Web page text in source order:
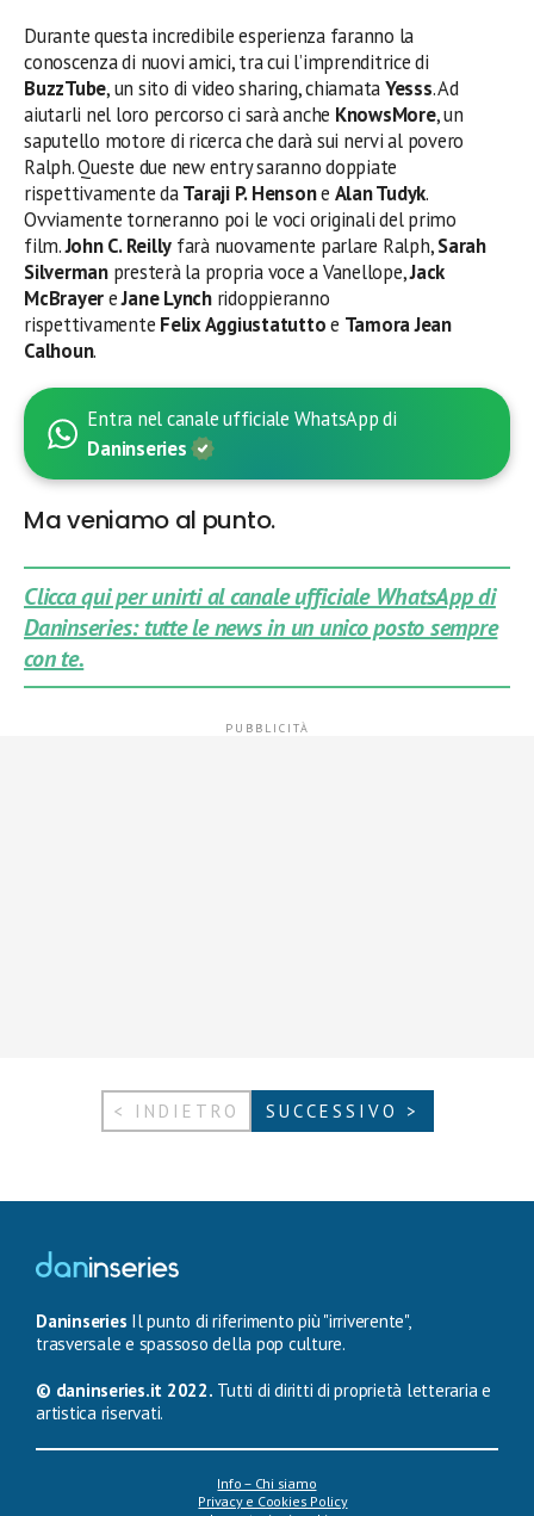
Durante questa incredibile esperienza faranno la
conoscenza di nuovi amici, tra cui l’imprenditrice di
BuzzTube, un sito di video sharing, chiamataYesss. Ad
aiutarli nel loro percorso ci sarà anche KnowsMore, un
saputello motore di ricerca che darà sui nervi al povero
Ralph. Queste due new entry saranno doppiate
rispettivamente daTaraji P. Hensone Alan Tudyk.
Ovviamente torneranno poi le voci originali del primo
film.John C. Reilly farà nuovamente parlare Ralph,Sarah
Silvermanpresterà la propria voce a Vanellope,Jack
McBrayereJane Lynchridoppieranno
rispettivamente Felix Aggiustatuttoe Tamora Jean
Calhoun.
Entra nel canale ufficiale WhatsApp di
Daninseries
Ma veniamo al punto.
Clicca qui per unirti al canale ufficiale WhatsApp di
Daninseries: tutte le news in un unico posto sempre
con te.
< INDIETRO SUCCESSIVO >
Daninseries Il punto di riferimento più "irriverente",
trasversale e spassoso della pop culture.
© daninseries.it 2022. Tutti di diritti di proprietà letteraria e
artistica riservati.
Info – Chi siamo
Privacy e Cookies Policy